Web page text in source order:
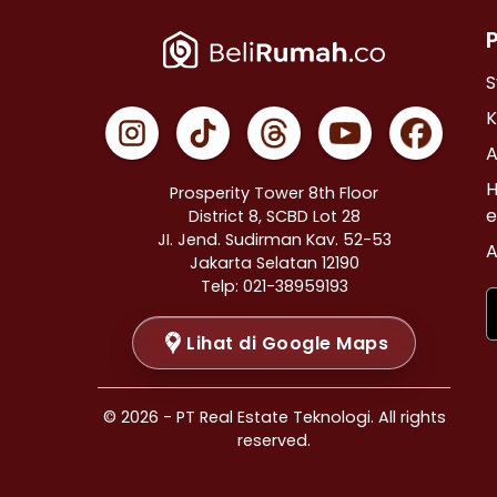
Properti Dijual di Johar Baru >
Properti Dijual di Menteng >
Properti Dijual di Tanah Abang >
Properti Dijual di Kramat >
Properti Dijual di Bendungan Hilir >
Properti Dijual di Jakarta Selatan >
Properti Dijual di Cilandak >
Properti Dijual di Gandaria Selatan >
Properti Dijual di Cipete Selatan >
Properti Dijual di Lenteng Agung >
Properti Dijual di Pondok Pinang >
Properti Dijual di Kebayoran Baru >
Properti Dijual di Mampang Prapatan >
Prosperity Tower 8th Floor
District 8, SCBD Lot 28
JI. Jend. Sudirman Kav. 52-53
Jakarta Selatan 12190
Telp: 021-38959193
Lihat di Google Maps
© 2026 - PT Real Estate Teknologi. All rights
reserved.